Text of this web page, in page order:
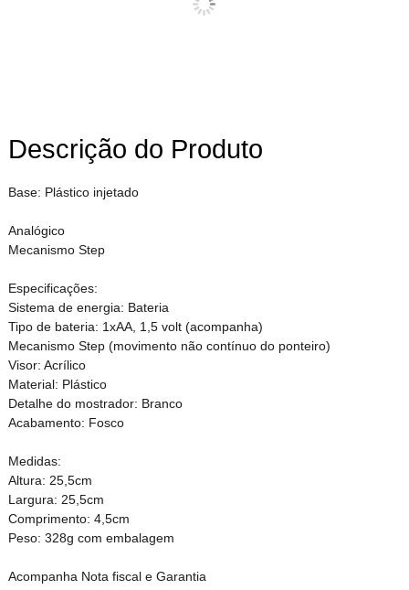
Descrição do Produto
Base: Plástico injetado
Analógico
Mecanismo Step
Especificações:
Sistema de energia: Bateria
Tipo de bateria: 1xAA, 1,5 volt (acompanha)
Mecanismo Step (movimento não contínuo do ponteiro)
Visor: Acrílico
Material: Plástico
Detalhe do mostrador: Branco
Acabamento: Fosco
Medidas:
Altura: 25,5cm
Largura: 25,5cm
Comprimento: 4,5cm
Peso: 328g com embalagem
Acompanha Nota fiscal e Garantia